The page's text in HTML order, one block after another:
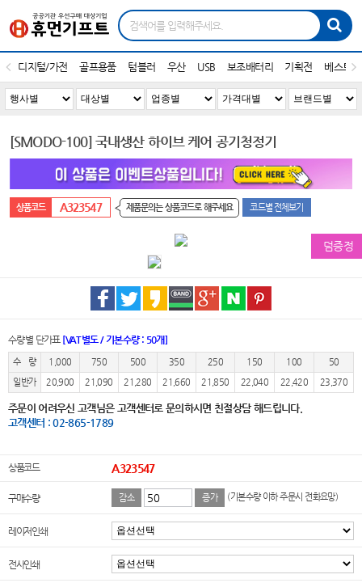
디지털/가전 골프용품 텀블러 우산 USB 보조배터리 기획전 베스트
[SMODO-100] 국내생산 하이브 케어 공기청정기
A323547 제품문의는 상품코드로 해주세요 코드별 전체보기
덤증정
수량별 단가표 [VAT별도 / 기본수량 : 50개]
수 량 1,000 750 500 350 250 150 100
50
일반가
20,900 21,090 21,280 21,660 21,850 22,040 22,420 23,370
주문이 어려우신 고객님은 고객센터로 문의하시면 친절상담 해드립니다.
고객센터 : 02-865-1789
상품코드 A323547
구매수량 감소 증가 (기본수량 이하 주문시 전화요망)
레이저인쇄
전사인쇄